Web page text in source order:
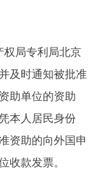
局专利局北京
及时通知被批准
助单位的资助
本人居民身份
资助的向外国申
收款发票。